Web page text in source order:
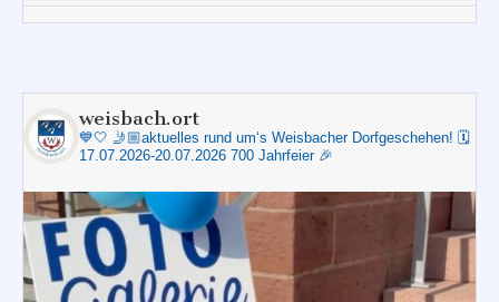
weisbach.ort
💙🤍 🤳🏼aktuelles rund um‘s Weisbacher Dorfgeschehen! 🗓️
17.07.2026-20.07.2026 700 Jahrfeier 🎉